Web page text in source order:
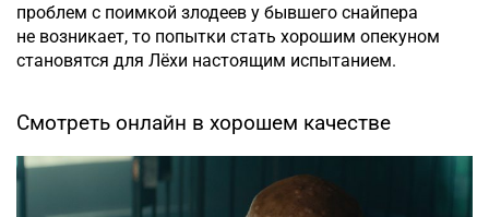
проблем с поимкой злодеев у бывшего снайпера
не возникает, то попытки стать хорошим опекуном
становятся для Лёхи настоящим испытанием.
Смотреть онлайн в хорошем качестве